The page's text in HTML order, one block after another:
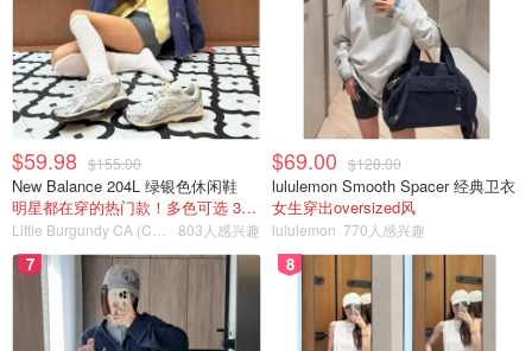
$59.98 $155.00
New Balance 204L 绿银色休闲鞋
明星都在穿的热门款！多色可选 3.8折
803人感兴趣
$69.00 $128.00
lululemon Smooth Spacer 经典卫衣
女生穿出oversized风
lululemon 770人感兴趣
7 8